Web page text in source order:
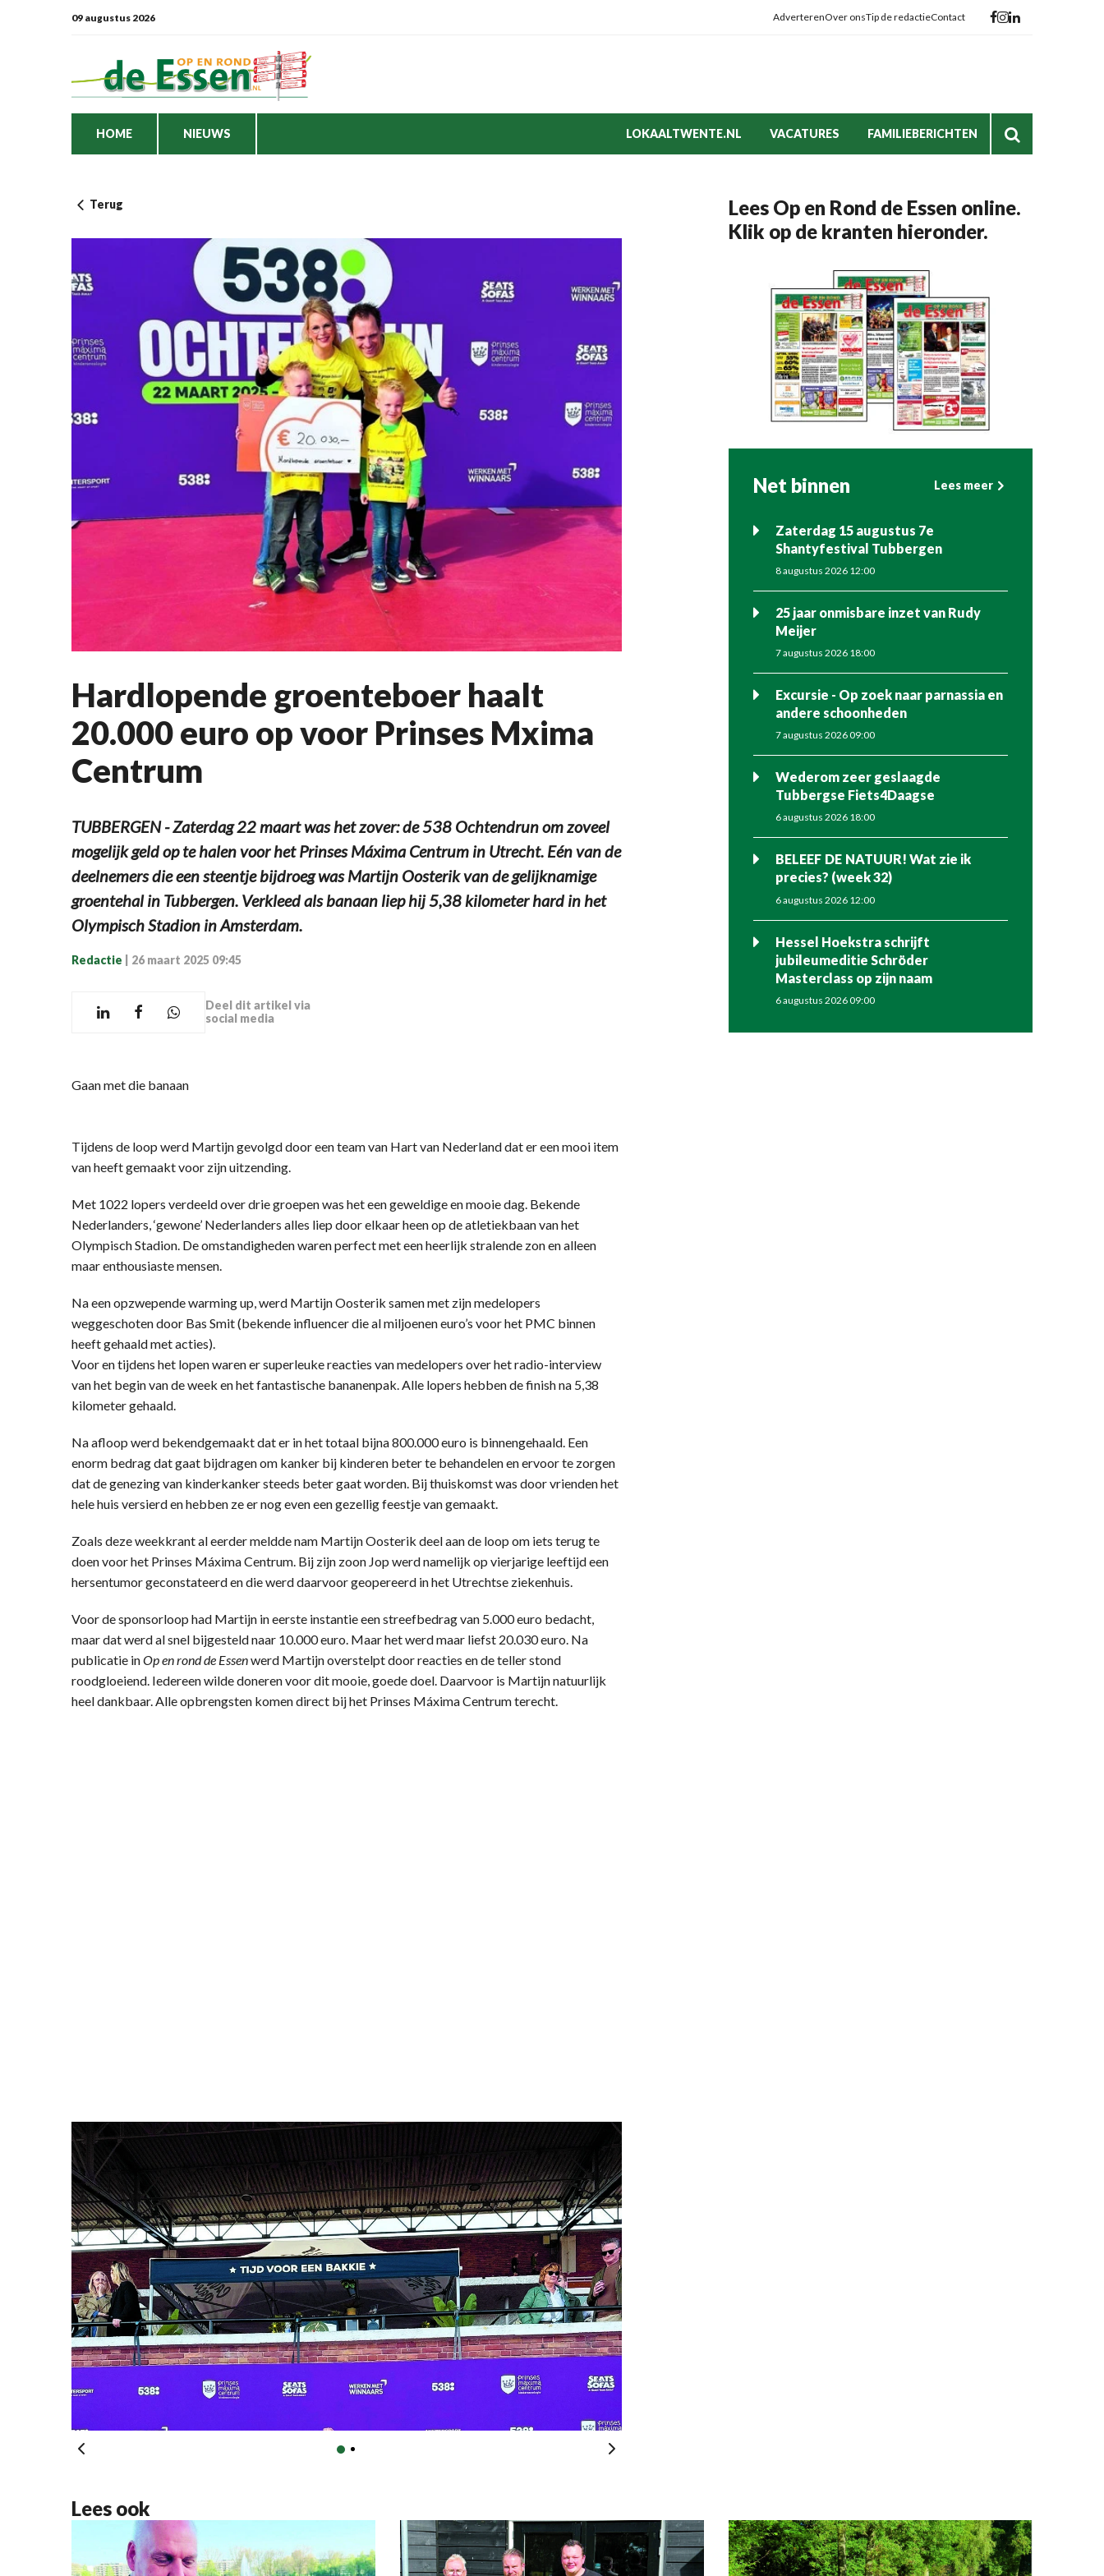
09 augustus 2026 AdverterenOver onsTip de redactieContact
HOME NIEUWS LOKAALTWENTE.NL VACATURES FAMILIEBERICHTEN
Terug
Hardlopende groenteboer haalt
20.000 euro op voor Prinses Mxima
Centrum
TUBBERGEN - Zaterdag 22 maart was het zover: de 538 Ochtendrun om zoveel
mogelijk geld op te halen voor het Prinses Máxima Centrum in Utrecht. Eén van de
deelnemers die een steentje bijdroeg was Martijn Oosterik van de gelijknamige
groentehal in Tubbergen. Verkleed als banaan liep hij 5,38 kilometer hard in het
Olympisch Stadion in Amsterdam.
Redactie 26 maart 2025 09:45
Deel dit artikel via
social media
Gaan met die banaan
Tijdens de loop werd Martijn gevolgd door een team van Hart van Nederland dat er een mooi item
van heeft gemaakt voor zijn uitzending.
Met 1022 lopers verdeeld over drie groepen was het een geweldige en mooie dag. Bekende
Nederlanders, ‘gewone’ Nederlanders alles liep door elkaar heen op de atletiekbaan van het
Olympisch Stadion. De omstandigheden waren perfect met een heerlijk stralende zon en alleen
maar enthousiaste mensen.
Na een opzwepende warming up, werd Martijn Oosterik samen met zijn medelopers
weggeschoten door Bas Smit (bekende influencer die al miljoenen euro’s voor het PMC binnen
heeft gehaald met acties).
Voor en tijdens het lopen waren er superleuke reacties van medelopers over het radio-interview
van het begin van de week en het fantastische bananenpak. Alle lopers hebben de finish na 5,38
kilometer gehaald.
Na afloop werd bekendgemaakt dat er in het totaal bijna 800.000 euro is binnengehaald. Een
enorm bedrag dat gaat bijdragen om kanker bij kinderen beter te behandelen en ervoor te zorgen
dat de genezing van kinderkanker steeds beter gaat worden. Bij thuiskomst was door vrienden het
hele huis versierd en hebben ze er nog even een gezellig feestje van gemaakt.
Zoals deze weekkrant al eerder meldde nam Martijn Oosterik deel aan de loop om iets terug te
doen voor het Prinses Máxima Centrum. Bij zijn zoon Jop werd namelijk op vierjarige leeftijd een
hersentumor geconstateerd en die werd daarvoor geopereerd in het Utrechtse ziekenhuis.
Voor de sponsorloop had Martijn in eerste instantie een streefbedrag van 5.000 euro bedacht,
maar dat werd al snel bijgesteld naar 10.000 euro. Maar het werd maar liefst 20.030 euro. Na
publicatie inOp en rond de Essenwerd Martijn overstelpt door reacties en de teller stond
roodgloeiend. Iedereen wilde doneren voor dit mooie, goede doel. Daarvoor is Martijn natuurlijk
heel dankbaar. Alle opbrengsten komen direct bij het Prinses Máxima Centrum terecht.
Lees Op en Rond de Essen online.
Klik op de kranten hieronder.
Net binnen Lees meer
Zaterdag 15 augustus 7e
Shantyfestival Tubbergen
8 augustus 2026 12:00
25 jaar onmisbare inzet van Rudy
Meijer
7 augustus 2026 18:00
Excursie - Op zoek naar parnassia en
andere schoonheden
7 augustus 2026 09:00
Wederom zeer geslaagde
Tubbergse Fiets4Daagse
6 augustus 2026 18:00
BELEEF DE NATUUR! Wat zie ik
precies? (week 32)
6 augustus 2026 12:00
Hessel Hoekstra schrijft
jubileumeditie Schröder
Masterclass op zijn naam
6 augustus 2026 09:00
Lees ook